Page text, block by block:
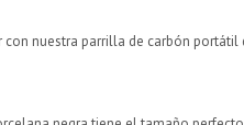
nuestra parrilla de carbón portátil